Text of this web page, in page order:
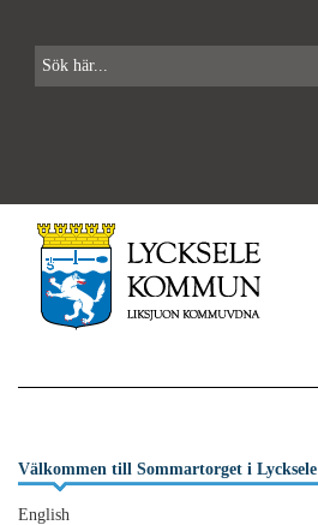
Välkommen till Sommartorget i Lycksele
English